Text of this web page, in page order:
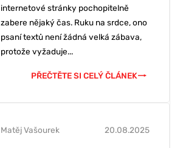
internetové stránky pochopitelně
zabere nějaký čas. Ruku na srdce, ono
psaní textů není žádná velká zábava,
protože vyžaduje...
PŘEČTĚTE SI CELÝ ČLÁNEK
20.08.2025
Matěj Vašourek